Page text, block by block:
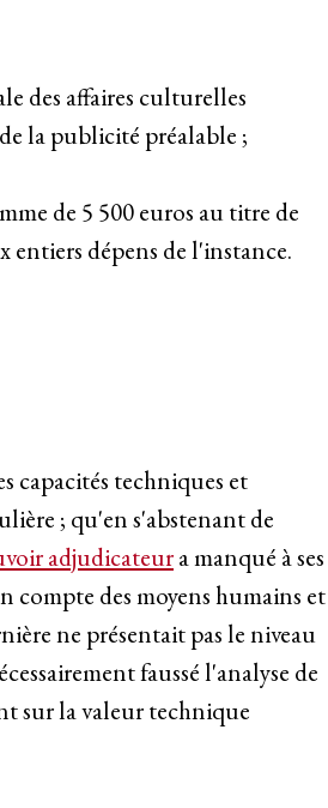
des affaires culturelles
la publicité préalable ;
de 5 500 euros au titre de
dépens de l'instance.
capacités techniques et
; qu'en s'abstenant de
adjudicateura manqué à ses
compte des moyens humains et
ne présentait pas le niveau
faussé l'analyse de
sur la valeur technique